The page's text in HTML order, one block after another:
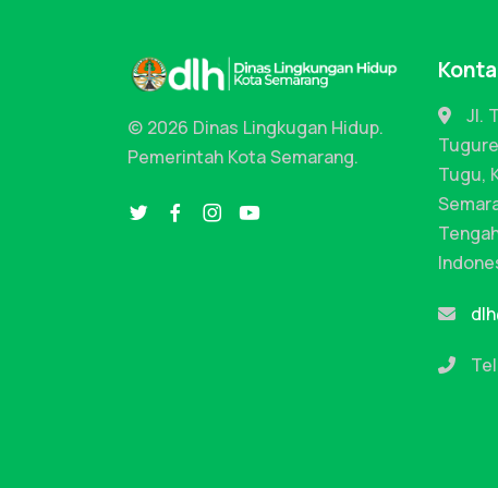
© 2026 Dinas Lingkugan Hidup.
Pemerintah Kota Semarang.
Jl.
Tugu,